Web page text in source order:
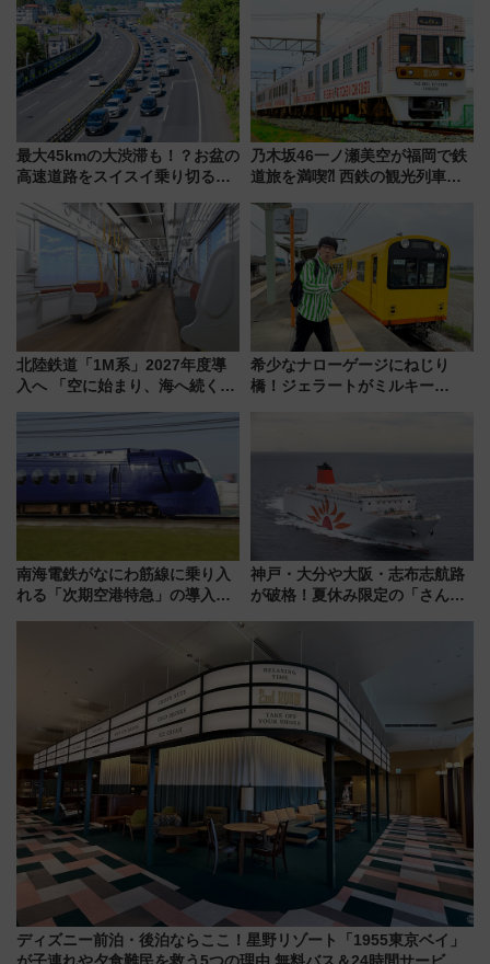
限定の歴代制服仮想試着体験も
レポート
路の絶景と絶品グルメを満喫！
最大45kmの大渋滞も！？お盆の
高速道路をスイスイ乗り切る快
乃木坂46一ノ瀬美空が福岡で鉄
道旅を満喫⁈ 西鉄の観光列車
CHIKUGO」で巡る福岡･太宰
府･柳川の旅！YouTubeが公開
に
北陸鉄道「1M系」2027年度導
入へ 「空に始まり、海へ続く」
神秘的なデザイン
希少なナローゲージにねじり
橋！ジェラートがミルキー
南海電鉄がなにわ筋線に乗り入
れる「次期空港特急」の導入を
神戸・大分や大阪・志布志航路
が破格！夏休み限定の「さんふ
ート 夕朝食ビュッフェ付きで
快適な船旅はいかが？
ディズニー前泊・後泊ならここ！星野リゾート「1955東京ベイ」